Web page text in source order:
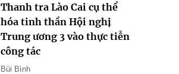
Thanh tra Lào Cai cụ thể
hóa tinh thần Hội nghị
Trung ương 3 vào thực tiễn
công tác
Bùi Bình